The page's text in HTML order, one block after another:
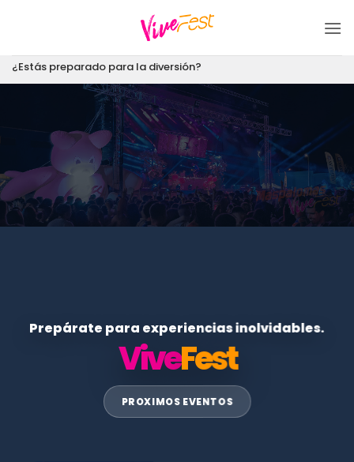
¿Estás preparado para la diversión?
Prepárate para experiencias inolvidables.
ViveFest
PROXIMOS EVENTOS